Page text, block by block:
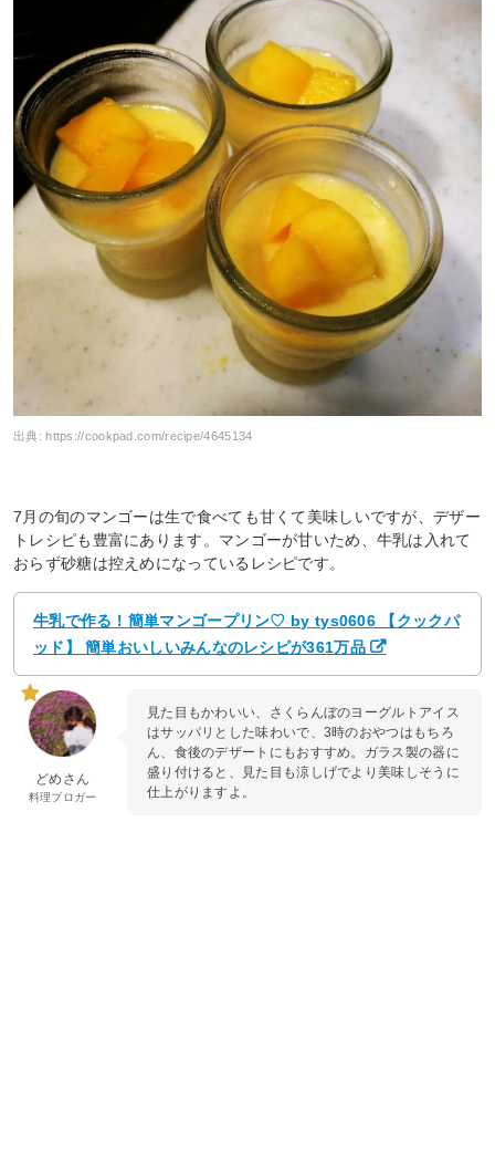
出典: https://cookpad.com/recipe/4645134
7月の旬のマンゴーは生で食べても甘くて美味しいですが、デザー
トレシピも豊富にあります。マンゴーが甘いため、牛乳は入れて
おらず砂糖は控えめになっているレシピです。
牛乳で作る！簡単マンゴープリン♡ by tys0606 【クックパ
ッド】 簡単おいしいみんなのレシピが361万品
どめさん
料理ブロガー
見た目もかわいい、さくらんぼのヨーグルトアイス
はサッパリとした味わいで、3時のおやつはもちろ
ん、食後のデザートにもおすすめ。ガラス製の器に
盛り付けると、見た目も涼しげでより美味しそうに
仕上がりますよ。